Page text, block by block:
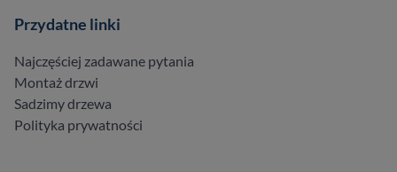
Przydatne linki
Najczęściej zadawane pytania
Montaż drzwi
Sadzimy drzewa
Polityka prywatności